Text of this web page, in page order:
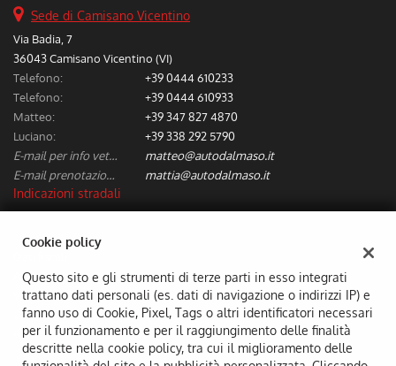
Sede di Camisano Vicentino
Via Badia, 7
36043 Camisano Vicentino (VI)
Telefono:
+39 0444 610233
Telefono:
+39 0444 610933
Matteo:
+39 347 827 4870
Luciano:
+39 338 292 5790
E-mail per info vetture nuove/usate:
matteo@autodalmaso.it
E-mail prenotazione/preventivi riparazioni:
mattia@autodalmaso.it
Indicazioni stradali
Aldo Dal Maso & C. Snc
Via Badia, 7, Camisano Vicentino (VI)
C.F/P.IVA:02294690249
Registro delle imprese:VI
Cookie policy
Questo sito e gli strumenti di terze parti in esso integrati
trattano dati personali (es. dati di navigazione o indirizzi IP) e
fanno uso di Cookie, Pixel, Tags o altri identificatori necessari
per il funzionamento e per il raggiungimento delle finalità
descritte nella cookie policy, tra cui il miglioramento delle